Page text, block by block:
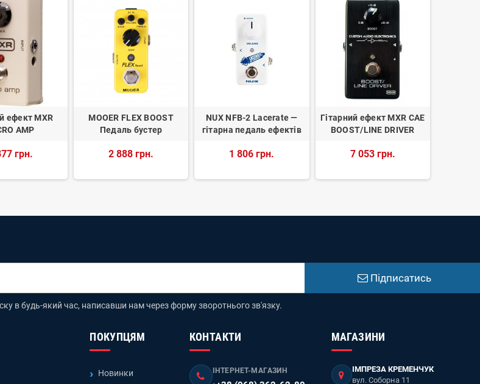
ефект MXR
AMP
грн.
MOOER FLEX BOOST
Педаль бустер
2 888 грн.
NUX NFB-2 Lacerate —
гітарна педаль ефектів
1 806 грн.
Гітарний ефект MXR CAE
BOOST/LINE DRIVER
7 053 грн.
Підписатись
в будь-який час, написавши нам через форму зворотнього зв'язку.
ПОКУПЦЯМ
Новинки
КОНТАКТИ
ІНТЕРНЕТ-МАГАЗИН
МАГАЗИНИ
ІМПРЕЗА КРЕМЕНЧУК
вул. Соборна 11